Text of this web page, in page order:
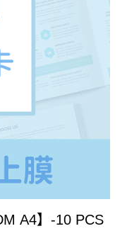
A4】-10 PCS